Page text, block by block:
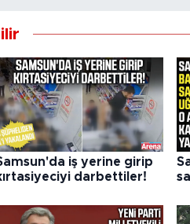
iş yerine girip
darbettiler!